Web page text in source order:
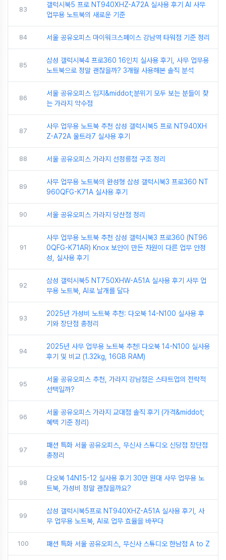
83
갤럭시북5 프로 NT940XHZ-A72A 실사용 후기 AI 사무
업무용 노트북의 새로운 기준
84 서울 공유오피스 마이워크스페이스 강남역 타워점 기준 정리
85
삼성 갤럭시북4 프로360 16인치 실사용 후기, 사무 업무용
노트북으로 정말 괜찮을까? 3개월 사용해본 솔직 분석
86
서울 공유오피스 입지&middot;분위기 모두 보는 분들이 찾
는 가라지 약수점
87
사무 업무용 노트북 추천 삼성 갤럭시북5 프로 NT940XH
Z-A72A 울트라7 실사용 후기
88 서울 공유오피스 가라지 선정릉점 구조 정리
89
사무 업무용 노트북의 완성형 삼성 갤럭시북3 프로360 NT
960QFG-K71A 실사용 후기
90 서울 공유오피스 가라지 당산점 정리
91
사무 업무용 노트북 추천 삼성 갤럭시북3 프로360 (NT96
0QFG-K71AR) Knox 보안이 만든 차원이 다른 업무 안정
성, 실사용 후기
92
삼성 갤럭시북5 NT750XHW-A51A 실사용 후기 사무 업
무용 노트북, AI로 날개를 달다
93
2025년 가성비 노트북 추천: 다오북 14-N100 실사용 후
기와 장단점 총정리
94
2025년 사무 업무용 노트북 추천! 다오북 14-N100 실사용
후기 및 비교 (1.32kg, 16GB RAM)
95
서울 공유오피스 추천, 가라지 강남점은 스타트업의 전략적
선택일까?
96
서울 공유오피스 가라지 교대점 솔직 후기 (가격&middot;
혜택 기준 정리)
97
패션 특화 서울 공유오피스, 무신사 스튜디오 신당점 장단점
총정리
98
다오북 14N15-12 실사용 후기 30만 원대 사무 업무용 노
트북, 가성비 정말 괜찮을까요?
99
삼성 갤럭시북5프로 NT940XHZ-A51A 실사용 후기, 사
무 업무용 노트북, AI로 업무 효율을 바꾸다
100 패션 특화 서울 공유오피스, 무신사 스튜디오 한남점 A to Z